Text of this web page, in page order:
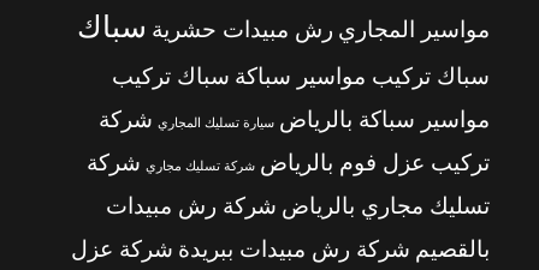
مواسير المجاري رش مبيدات حشرية سباك
سباك تركيب مواسير سباكة سباك تركيب
مواسير سباكة بالرياض سيارة تسليك المجاري شركة
تركيب عزل فوم بالرياض شركة تسليك مجاري شركة
تسليك مجاري بالرياض شركة رش مبيدات
بالقصيم شركة رش مبيدات ببريدة شركة عزل